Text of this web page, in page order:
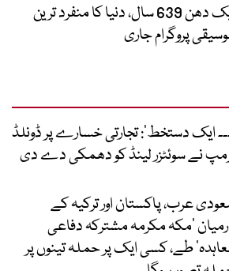
ایک دھن 639 سال، دنیا کا منفرد ترین
پروگرام جاری
ایک دستخط‘: تجارتی خسارے پر ڈونلڈ
نے سوئٹزر لینڈ کو دھمکی دے دی
عرب، پاکستان اور ترکیہ کے
’مکہ مکرمہ مشترکہ دفاعی
طے، کسی ایک پر حملہ تینوں پر